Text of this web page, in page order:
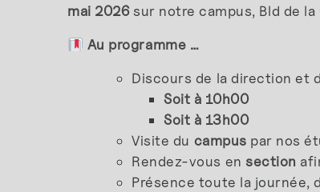
mai 2026sur notre campus, Bld de
Au programme …
Discours de la direction et
Soit à 10h00
Soit à 13h00
Visite du campus par nos
Rendez-vous ensection
Présence toute la journée,